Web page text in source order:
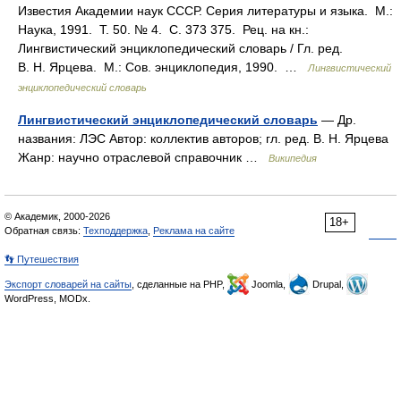
Известия Академии наук СССР. Серия литературы и языка. М.:
Наука, 1991. Т. 50. № 4. С. 373 375. Рец. на кн.:
Лингвистический энциклопедический словарь / Гл. ред.
В. Н. Ярцева. М.: Сов. энциклопедия, 1990. …
Лингвистический
энциклопедический словарь
Лингвистический энциклопедический словарь — Др.
названия: ЛЭС Автор: коллектив авторов; гл. ред. В. Н. Ярцева
Жанр: научно отраслевой справочник …
Википедия
18+
© Академик, 2000-2026
Обратная связь: Техподдержка Реклама на сайте
👣 Путешествия
Экспорт словарей на сайты , сделанные на PHP, Joomla,
Drupal,
WordPress, MODx.